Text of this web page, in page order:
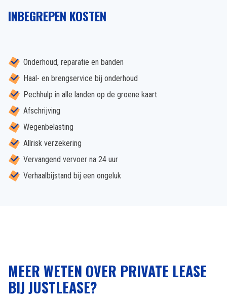
INBEGREPEN KOSTEN
Onderhoud, reparatie en banden
Haal- en brengservice bij onderhoud
Pechhulp in alle landen op de groene kaart
Afschrijving
Wegenbelasting
Allrisk verzekering
Vervangend vervoer na 24 uur
Verhaalbijstand bij een ongeluk
MEER WETEN OVER PRIVATE LEASE
BIJ JUSTLEASE?